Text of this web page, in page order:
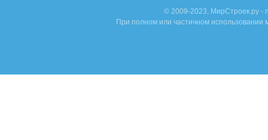
© 2009-2023, МирСтроек.ру -
При полном или частичном использовании